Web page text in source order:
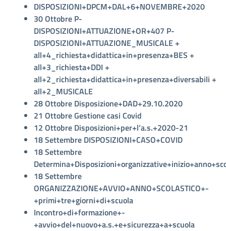
DISPOSIZIONI+DPCM+DAL+6+NOVEMBRE+2020
30 Ottobre P-
DISPOSIZIONI+ATTUAZIONE+OR+407 P-
DISPOSIZIONI+ATTUAZIONE_MUSICALE+
all+4_richiesta+didattica+in+presenza+BES +
all+3_richiesta+DDI +
all+2_richiesta+didattica+in+presenza+diversabili +
all+2_MUSICALE
28 Ottobre Disposizione+DAD+29.10.2020
21 Ottobre Gestione casi Covid
12 Ottobre Disposizioni+per+l’a.s.+2020-21
18 Settembre DISPOSIZIONI+CASO+COVID
18 Settembre
18 Settembre
ORGANIZZAZIONE+AVVIO+ANNO+SCOLASTICO+-
+primi+tre+giorni+di+scuola
Incontro+di+formazione+-
+avvio+del+nuovo+a.s.+e+sicurezza+a+scuola